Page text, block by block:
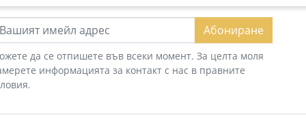
Абониране
да се отпишете във всеки момент. За целта моля
информацията за контакт с нас в правните